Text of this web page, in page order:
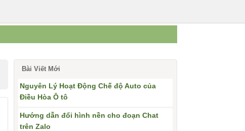
Bài Viết Mới
Nguyên Lý Hoạt Động Chế độ Auto của
Điều Hòa Ô tô
Hướng dẫn đổi hình nền cho đoạn Chat
trên Zalo